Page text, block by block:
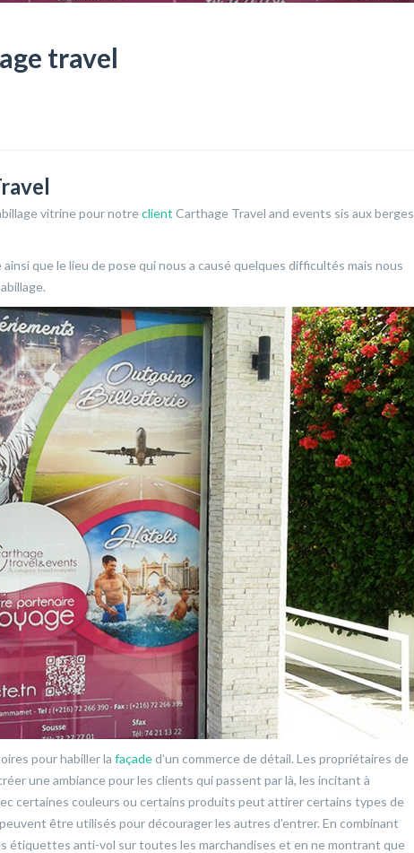
travel
vitrine pour notreclient Carthage Travel and events sis aux berges
que le lieu de pose qui nous a causé quelques difficultés mais nous
pour habiller la façaded’un commerce de détail. Les propriétaires de
une ambiance pour les clients qui passent par là, les incitant à
certaines couleurs ou certains produits peut attirer certains types de
être utilisés pour décourager les autres d’entrer. En combinant
étiquettes anti-vol sur toutes les marchandises et en ne montrant que